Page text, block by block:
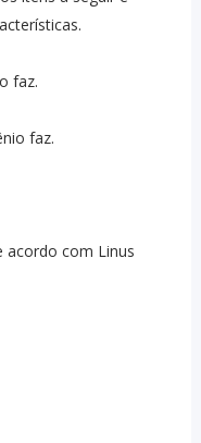
faz.
faz.
acordo com Linus